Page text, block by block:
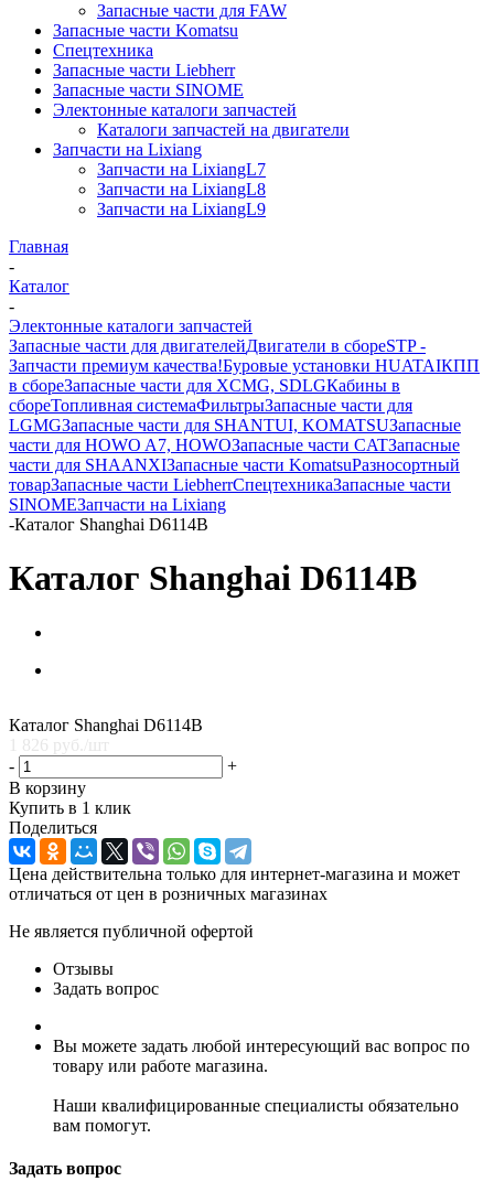
Запасные части для FAW
Запасные части Komatsu
Спецтехника
Запасные части Liebherr
Запасные части SINOME
Электонные каталоги запчастей
Каталоги запчастей на двигатели
Запчасти на Lixiang
Запчасти на LixiangL7
Запчасти на LixiangL8
Запчасти на LixiangL9
Главная
-
Каталог
-
Электонные каталоги запчастей
Запасные части для двигателейДвигатели в сбореSTP -
Запчасти премиум качества!Буровые установки HUATAIКПП
в сбореЗапасные части для XCMG, SDLGКабины в
сбореТопливная системаФильтрыЗапасные части для
LGMGЗапасные части для SHANTUI, KOMATSUЗапасные
части для HOWO A7, HOWOЗапасные части CATЗапасные
части для SHAANXIЗапасные части KomatsuРазносортный
товарЗапасные части LiebherrСпецтехникаЗапасные части
SINOMEЗапчасти на Lixiang
-Каталог Shanghai D6114В
Каталог Shanghai D6114В
Каталог Shanghai D6114В
1 826 руб.
/шт
-
+
В корзину
Купить в 1 клик
Поделиться
Цена действительна только для интернет-магазина и может
отличаться от цен в розничных магазинах
Не является публичной офертой
Отзывы
Задать вопрос
Вы можете задать любой интересующий вас вопрос по
товару или работе магазина.
Наши квалифицированные специалисты обязательно
вам помогут.
Задать вопрос